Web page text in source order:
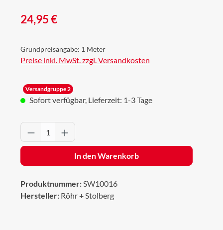
Regulärer Preis:
24,95 €
Grundpreisangabe: 1 Meter
Preise inkl. MwSt. zzgl. Versandkosten
Versandgruppe 2
Sofort verfügbar, Lieferzeit: 1-3 Tage
Produkt Anzahl: Gib den gewünschten
In den Warenkorb
Produktnummer:SW10016
Hersteller: Röhr + Stolberg